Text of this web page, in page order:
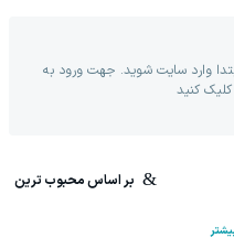
وارد سایت شوید. جهت ورود به
کلیک کنید
بر اساس محبوب ترین